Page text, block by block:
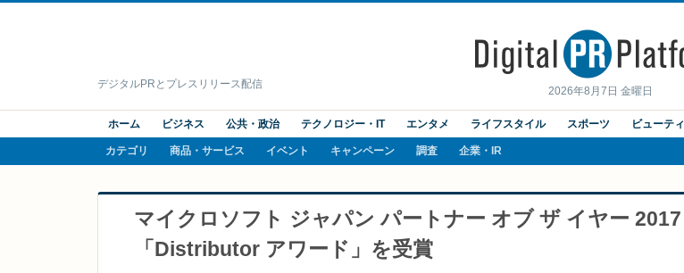
2026年8月7日 金曜日
デジタルPRとプレスリリース配信
ホーム ビジネス 公共・政治 テクノロジー・IT エンタメ ライフスタイル スポーツ ビューティ
カテゴリ 商品・サービス イベント キャンペーン 調査 企業・IR
マイクロソフト ジャパン パートナー オブ ザ イヤー 2017
「Distributor アワード」を受賞